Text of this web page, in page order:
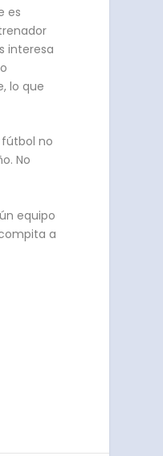
es
interesa
lo que
no
No
equipo
a